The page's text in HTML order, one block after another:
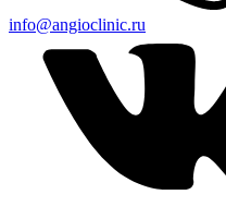
info@angioclinic.ru